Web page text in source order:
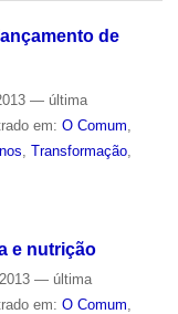
de
— última
em: O Comum
Transformação,
e nutrição
— última
em: O Comum